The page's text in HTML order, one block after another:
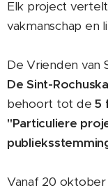
Elk project
vakmanschap en
De Vrienden van
De Sint-
behoort tot de 5
"Particuliere
Vanaf 20